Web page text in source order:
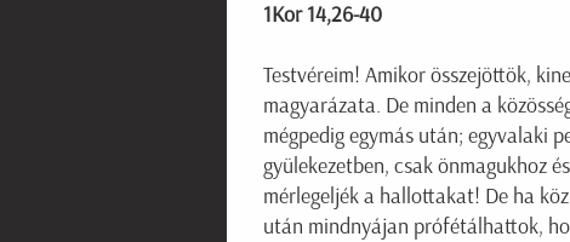
1Kor 14,26-40
Testvéreim! Amikor összejöttök,
magyarázata. De minden a
mégpedig egymás után; egyvalaki
gyülekezetben, csak önmagukhoz
mérlegeljék a hallottakat! De ha
után mindnyájan prófétálhattok,